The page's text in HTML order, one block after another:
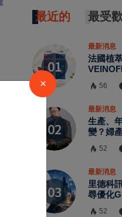
最近的 最受
最新消息
法國植
56
最新消息
生產、
變？婦
52
最新消息
里德科
尋優化
52
×